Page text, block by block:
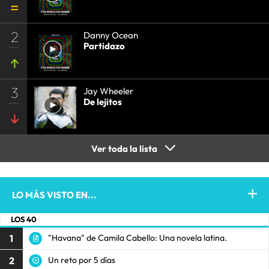
2
Danny Ocean
Partidazo
3
Jay Wheeler
De lejitos
Ver toda la lista
LO MÁS VISTO EN...
LOS 40
1 "Havana" de Camila Cabello: Una novela latina.
2 Un reto por 5 días